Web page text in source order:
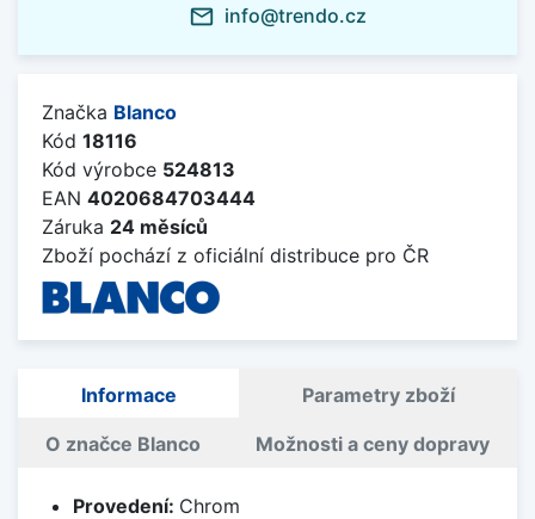
mail_outline info@trendo.cz
Značka Blanco
Kód 18116
Kód výrobce 524813
EAN 4020684703444
Záruka 24 měsíců
Zboží pochází z oficiální distribuce pro ČR
Informace Parametry zboží
O značce Blanco Možnosti a ceny dopravy
Provedení: Chrom